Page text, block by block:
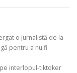
o jurnalistă de la
pentru a nu fi
interlopul-tiktoker